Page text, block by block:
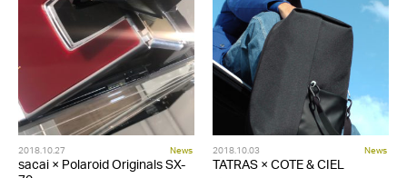
2018.10.27 News
sacai × Polaroid Originals SX-
2018.10.03 News
TATRAS × COTE & CIEL